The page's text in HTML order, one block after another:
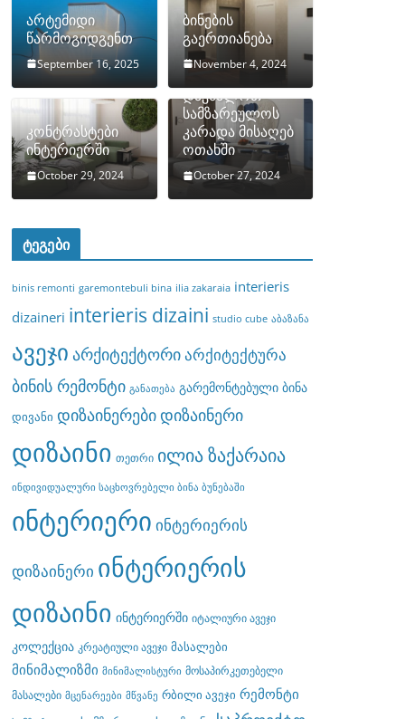
არტემიდი
წარმოგიდგენთ
September 16, 2025
ბინების
გაერთიანება
November 4, 2024
კონტრასტები
ინტერიერში
October 29, 2024
როგორ
დავმალოთ
სამზარეულოს
კარადა მისაღებ
ოთახში
October 27, 2024
ტეგები
binis remonti garemontebuli bina ilia zakaraia interieris
dizaineri interieris dizaini studio cube აბაზანა
ავეჯი არქიტექტორიარქიტექტურა
ბინის რემონტი განათება გარემონტებული ბინა
დივანი დიზაინერებიდიზაინერი
დიზაინი თეთრი ილია ზაქარაია
ინდივიდუალური საცხოვრებელი ბინა ბუნებაში
ინტერიერი ინტერიერის
დიზაინერი ინტერიერის
დიზაინი ინტერიერში იტალიური ავეჯი
კოლექცია კრეატიული ავეჯი მასალები
მინიმალიზმი მინიმალისტური მოსაპირკეთებელი
მასალები მცენარეები მწვანე რბილი ავეჯი რემონტი